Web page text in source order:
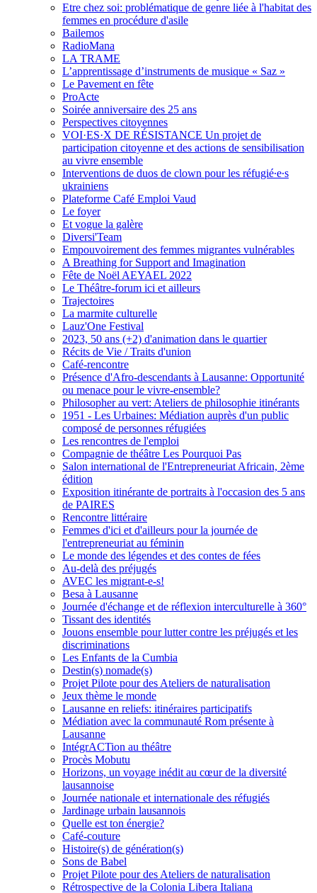
Etre chez soi: problématique de genre liée à l'habitat des
femmes en procédure d'asile
Bailemos
RadioMana
LA TRAME
L’apprentissage d’instruments de musique « Saz »
Le Pavement en fête
ProActe
Soirée anniversaire des 25 ans
Perspectives citoyennes
VOI·ES·X DE RÉSISTANCE Un projet de
participation citoyenne et des actions de sensibilisation
au vivre ensemble
Interventions de duos de clown pour les réfugié∙e∙s
ukrainiens
Plateforme Café Emploi Vaud
Le foyer
Et vogue la galère
Diversi'Team
Empouvoirement des femmes migrantes vulnérables
A Breathing for Support and Imagination
Fête de Noël AEYAEL 2022
Le Théâtre-forum ici et ailleurs
Trajectoires
La marmite culturelle
Lauz'One Festival
2023, 50 ans (+2) d'animation dans le quartier
Récits de Vie / Traits d'union
Café-rencontre
Présence d'Afro-descendants à Lausanne: Opportunité
ou menace pour le vivre-ensemble?
Philosopher au vert: Ateliers de philosophie itinérants
1951 - Les Urbaines: Médiation auprès d'un public
composé de personnes réfugiées
Les rencontres de l'emploi
Compagnie de théâtre Les Pourquoi Pas
Salon international de l'Entrepreneuriat Africain, 2ème
édition
Exposition itinérante de portraits à l'occasion des 5 ans
de PAIRES
Rencontre littéraire
Femmes d'ici et d'ailleurs pour la journée de
l'entrepreneuriat au féminin
Le monde des légendes et des contes de fées
Au-delà des préjugés
AVEC les migrant-e-s!
Besa à Lausanne
Journée d'échange et de réflexion interculturelle à 360°
Tissant des identités
Jouons ensemble pour lutter contre les préjugés et les
discriminations
Les Enfants de la Cumbia
Destin(s) nomade(s)
Projet Pilote pour des Ateliers de naturalisation
Jeux thème le monde
Lausanne en reliefs: itinéraires participatifs
Médiation avec la communauté Rom présente à
Lausanne
IntégrACTion au théâtre
Procès Mobutu
Horizons, un voyage inédit au cœur de la diversité
lausannoise
Journée nationale et internationale des réfugiés
Jardinage urbain lausannois
Quelle est ton énergie?
Café-couture
Histoire(s) de génération(s)
Sons de Babel
Projet Pilote pour des Ateliers de naturalisation
Rétrospective de la Colonia Libera Italiana